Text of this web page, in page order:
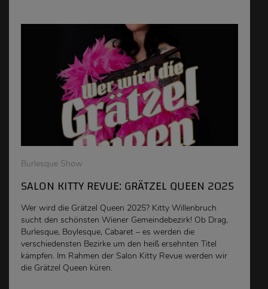
Burlesque Show
SALON KITTY REVUE: GRÄTZEL QUEEN 2025
Wer wird die Grätzel Queen 2025? Kitty Willenbruch
sucht den schönsten Wiener Gemeindebezirk! Ob Drag,
Burlesque, Boylesque, Cabaret – es werden die
verschiedensten Bezirke um den heiß ersehnten Titel
kämpfen. Im Rahmen der Salon Kitty Revue werden wir
die Grätzel Queen küren.